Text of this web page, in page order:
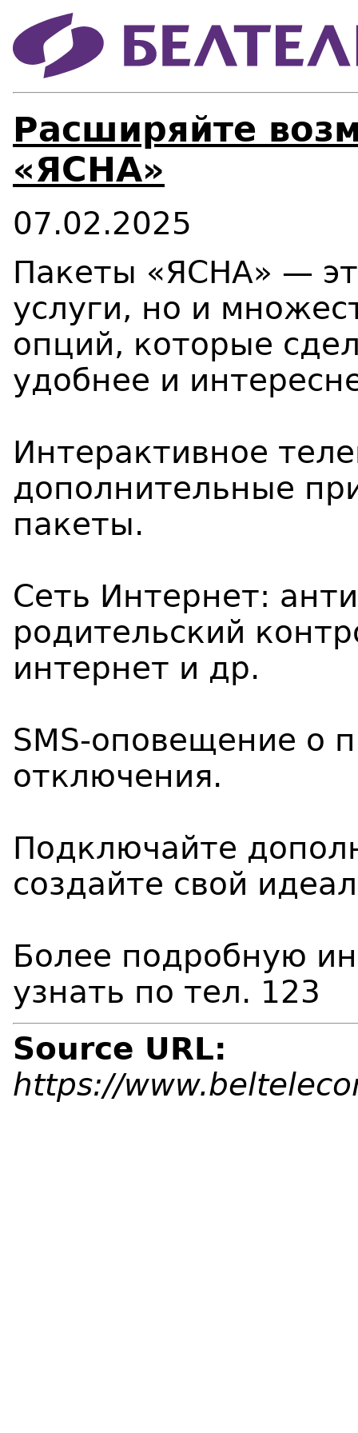
Расширяйте
«ЯСНА»
07.02.2025
Пакеты «ЯСНА» —
услуги, но и
опций, которые
удобнее и
Интерактивное
дополнительные
пакеты.
Сеть Интернет:
родительский
интернет и др.
SMS-оповещение о
отключения.
Подключайте
создайте свой
Более подробную
узнать по тел. 123
Source URL:
https://